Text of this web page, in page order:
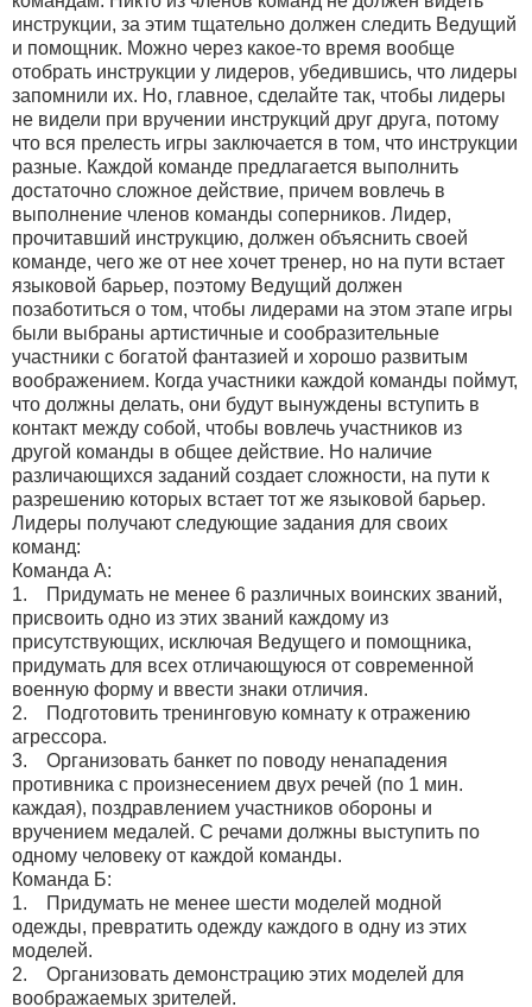
инструкции, за этим тщательно должен следить Ведущий
и помощник. Можно через какое-то время вообще
отобрать инструкции у лидеров, убедившись, что лидеры
запомнили их. Но, главное, сделайте так, чтобы лидеры
не видели при вручении инструкций друг друга, потому
что вся прелесть игры заключается в том, что инструкции
разные. Каждой команде предлагается выполнить
достаточно сложное действие, причем вовлечь в
выполнение членов команды соперников. Лидер,
прочитавший инструкцию, должен объяснить своей
команде, чего же от нее хочет тренер, но на пути встает
языковой барьер, поэтому Ведущий должен
позаботиться о том, чтобы лидерами на этом этапе игры
были выбраны артистичные и сообразительные
участники с богатой фантазией и хорошо развитым
воображением. Когда участники каждой команды поймут,
что должны делать, они будут вынуждены вступить в
контакт между собой, чтобы вовлечь участников из
другой команды в общее действие. Но наличие
различающихся заданий создает сложности, на пути к
разрешению которых встает тот же языковой барьер.
Лидеры получают следующие задания для своих
команд:
Команда А:
1. Придумать не менее 6 различных воинских званий,
присвоить одно из этих званий каждому из
присутствующих, исключая Ведущего и помощника,
придумать для всех отличающуюся от современной
военную форму и ввести знаки отличия.
2. Подготовить тренинговую комнату к отражению
агрессора.
3. Организовать банкет по поводу ненападения
противника с произнесением двух речей (по 1 мин.
каждая), поздравлением участников обороны и
вручением медалей. С речами должны выступить по
одному человеку от каждой команды.
Команда Б:
1. Придумать не менее шести моделей модной
одежды, превратить одежду каждого в одну из этих
моделей.
2. Организовать демонстрацию этих моделей для
воображаемых зрителей.